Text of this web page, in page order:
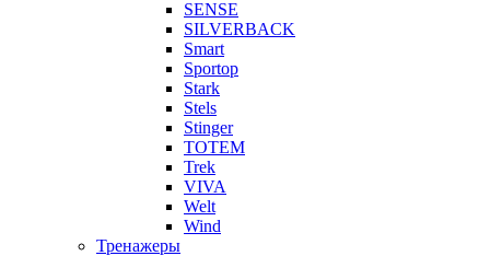
SENSE
SILVERBACK
Smart
Sportop
Stark
Stels
Stinger
TOTEM
Trek
VIVA
Welt
Wind
Тренажеры